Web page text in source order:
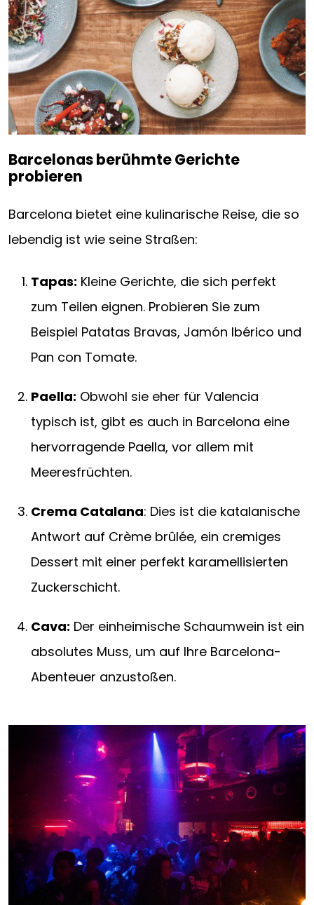
Barcelonas berühmte Gerichte
probieren
Barcelona bietet eine kulinarische Reise, die so
lebendig ist wie seine Straßen:
Tapas: Kleine Gerichte, die sich perfekt
zum Teilen eignen. Probieren Sie zum
Beispiel Patatas Bravas, Jamón Ibérico und
Pan con Tomate.
Paella: Obwohl sie eher für Valencia
typisch ist, gibt es auch in Barcelona eine
hervorragende Paella, vor allem mit
Meeresfrüchten.
Crema Catalana: Dies ist die katalanische
Antwort auf Crème brûlée, ein cremiges
Dessert mit einer perfekt karamellisierten
Zuckerschicht.
Cava: Der einheimische Schaumwein ist ein
absolutes Muss, um auf Ihre Barcelona-
Abenteuer anzustoßen.